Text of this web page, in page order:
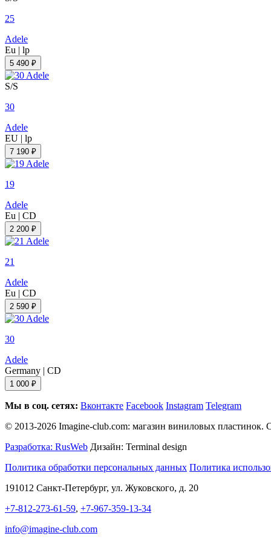
25
Adele
Eu | lp
5 490 ₽
S/S
30
Adele
EU | lp
7 190 ₽
19
Adele
Eu | CD
2 200 ₽
21
Adele
Eu | CD
2 590 ₽
30
Adele
Germany | CD
1 000 ₽
Мы в соц. сетях: Вконтакте Facebook Instagram Telegram
© 2013-2026 Imagine-club.com: магазин виниловых пластинок.
Разработка: RusWeb Дизайн: Terminal design
Политика обработки персональных данных Политика
191012 Санкт-Петербург, ул. Жуковского, д. 20
+7-812-273-61-59, +7-967-359-13-34
info@imagine-club.com